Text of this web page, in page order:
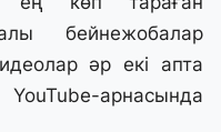
бейнежобалар
әр екі апта
арнасында